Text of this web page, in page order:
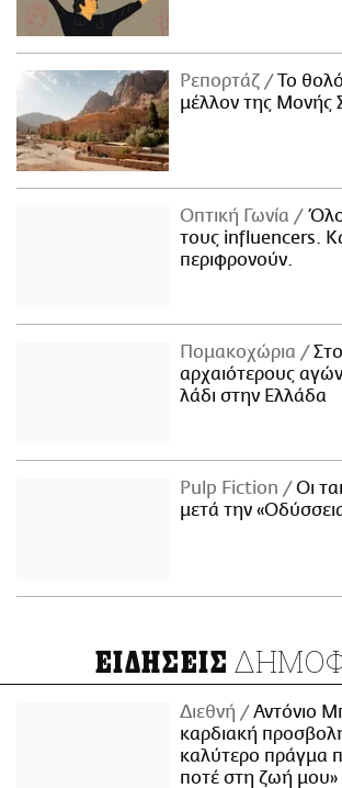
Ρεπορτάζ
Το
μέλλον της Μονής
Οπτική Γωνία
τους influencers.
περιφρονούν.
Πομακοχώρια
αρχαιότερους
λάδι στην Ελλάδα
Pulp Fiction
Οι
μετά την
ΕΙΔΗΣΕΙΣ
Διεθνή
Αντόνιο
καρδιακή
καλύτερο πράγμα
ποτέ στη ζωή μου»